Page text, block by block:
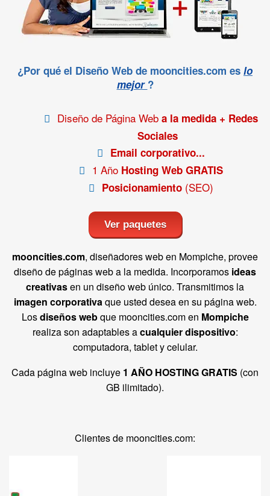
¿Por qué el Diseño Web de mooncities.com es lo
mejor ?
Diseño de Página Web a la medida + Redes
Sociales
Email corporativo...
1 Año Hosting Web GRATIS
Posicionamiento(SEO)
Ver paquetes
mooncities.com, diseñadores web en Mompiche, provee
diseño de páginas web a la medida. Incorporamos ideas
creativasen un diseño web único. Transmitimos la
imagen corporativaque usted desea en su página web.
Losdiseños webque mooncities.com en Mompiche
realiza son adaptables acualquier dispositivo:
computadora, tablet y celular.
Cada página web incluye 1 AÑO HOSTING GRATIS (con
GB ilimitado).
Clientes de mooncities.com: